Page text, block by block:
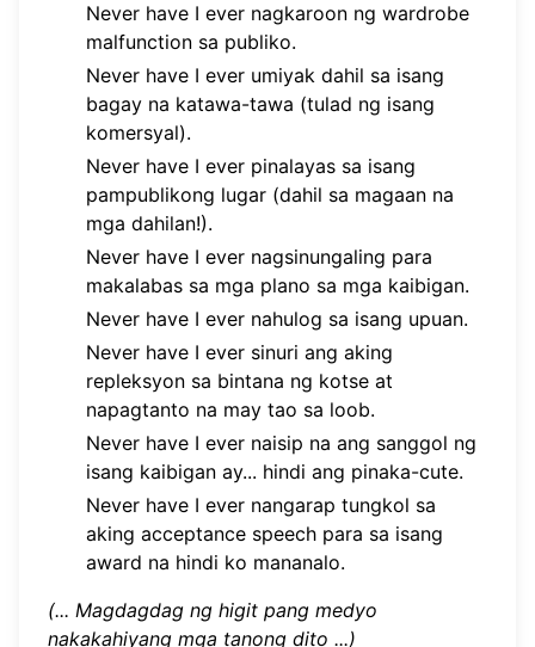
Never have I ever nagkaroon ng wardrobe
malfunction sa publiko.
Never have I ever umiyak dahil sa isang
bagay na katawa-tawa (tulad ng isang
komersyal).
Never have I ever pinalayas sa isang
pampublikong lugar (dahil sa magaan na
mga dahilan!).
Never have I ever nagsinungaling para
makalabas sa mga plano sa mga kaibigan.
Never have I ever nahulog sa isang upuan.
Never have I ever sinuri ang aking
repleksyon sa bintana ng kotse at
napagtanto na may tao sa loob.
Never have I ever naisip na ang sanggol ng
isang kaibigan ay... hindi ang pinaka-cute.
Never have I ever nangarap tungkol sa
aking acceptance speech para sa isang
award na hindi ko mananalo.
(... Magdagdag ng higit pang medyo
nakakahiyang mga tanong dito ...)